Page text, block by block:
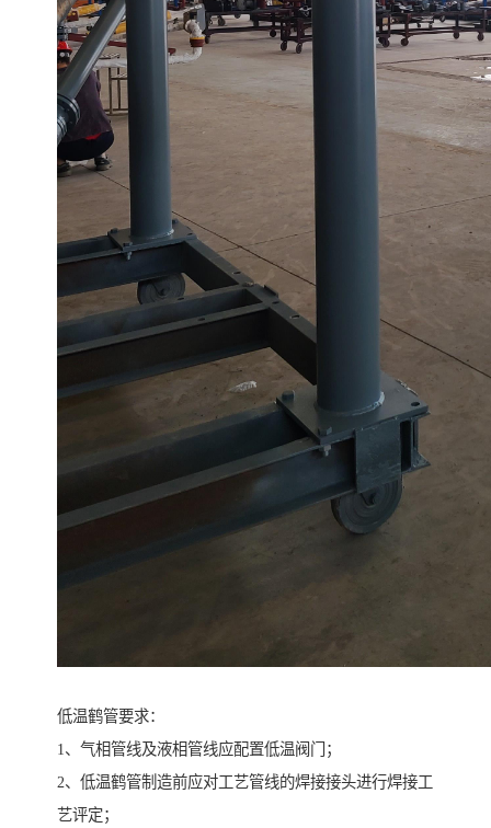
低温鹤管要求：
1、气相管线及液相管线应配置低温阀门；
2、低温鹤管制造前应对工艺管线的焊接接头进行焊接工
艺评定；